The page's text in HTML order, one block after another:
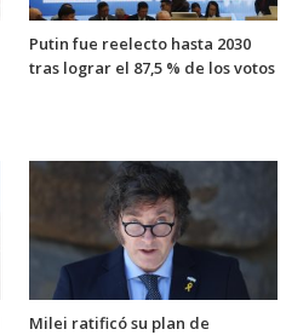
Putin fue reelecto hasta 2030
tras lograr el 87,5 % de los votos
Milei ratificó su plan de